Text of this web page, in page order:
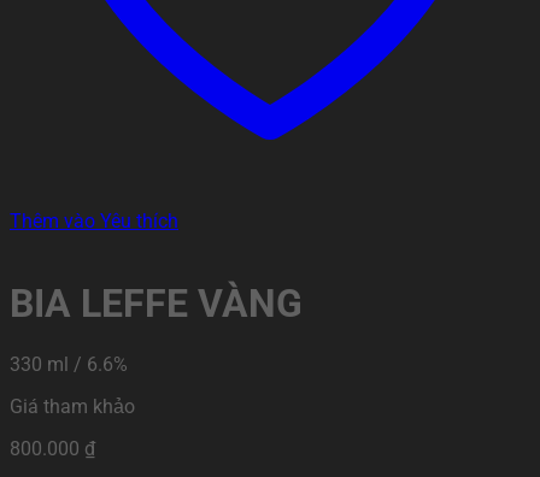
Thêm vào Yêu thích
BIA LEFFE VÀNG
330 ml / 6.6%
Giá tham khảo
800.000 ₫